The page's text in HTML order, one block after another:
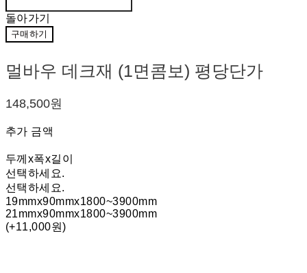
돌아가기
구매하기
멀바우 데크재 (1면콤보) 평당단가
148,500원
추가 금액
두께x폭x길이
선택하세요.
선택하세요.
19mmx90mmx1800~3900mm
21mmx90mmx1800~3900mm
(+11,000원)